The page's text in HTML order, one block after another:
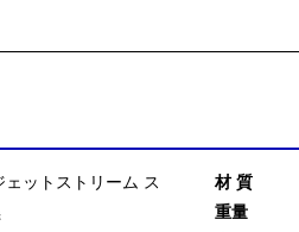
ットストリーム ス
材 質
重量